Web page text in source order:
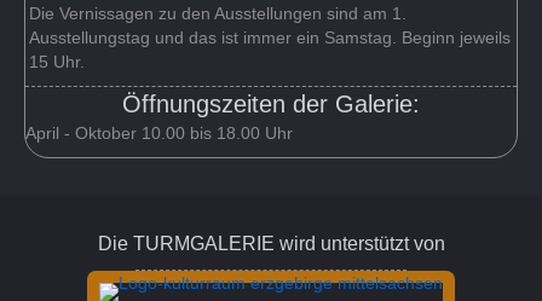
Die Vernissagen zu den Ausstellungen sind am 1.
Ausstellungstag und das ist immer ein Samstag. Beginn jeweils
15 Uhr.
Öffnungszeiten der Galerie:
April - Oktober 10.00 bis 18.00 Uhr
Die TURMGALERIE wird unterstützt von